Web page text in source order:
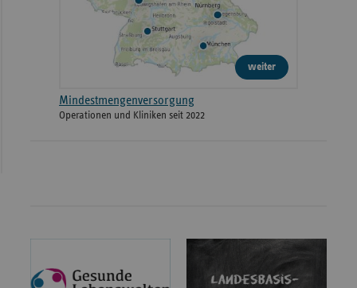
weiter
Mindestmengenversorgung
Operationen und Kliniken seit 2022